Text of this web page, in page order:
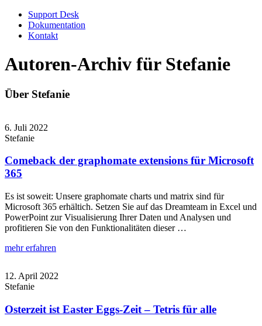
Support Desk
Dokumentation
Kontakt
Autoren-Archiv für Stefanie
Über Stefanie
6. Juli 2022
Stefanie
Comeback der graphomate extensions für Microsoft
365
Es ist soweit: Unsere graphomate charts und matrix sind für
Microsoft 365 erhältich. Setzen Sie auf das Dreamteam in Excel und
PowerPoint zur Visualisierung Ihrer Daten und Analysen und
profitieren Sie von den Funktionalitäten dieser…
mehr erfahren
12. April 2022
Stefanie
Osterzeit ist Easter Eggs-Zeit – Tetris für alle